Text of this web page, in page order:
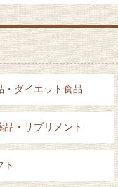
・ダイエット食品
品・サプリメント
ト